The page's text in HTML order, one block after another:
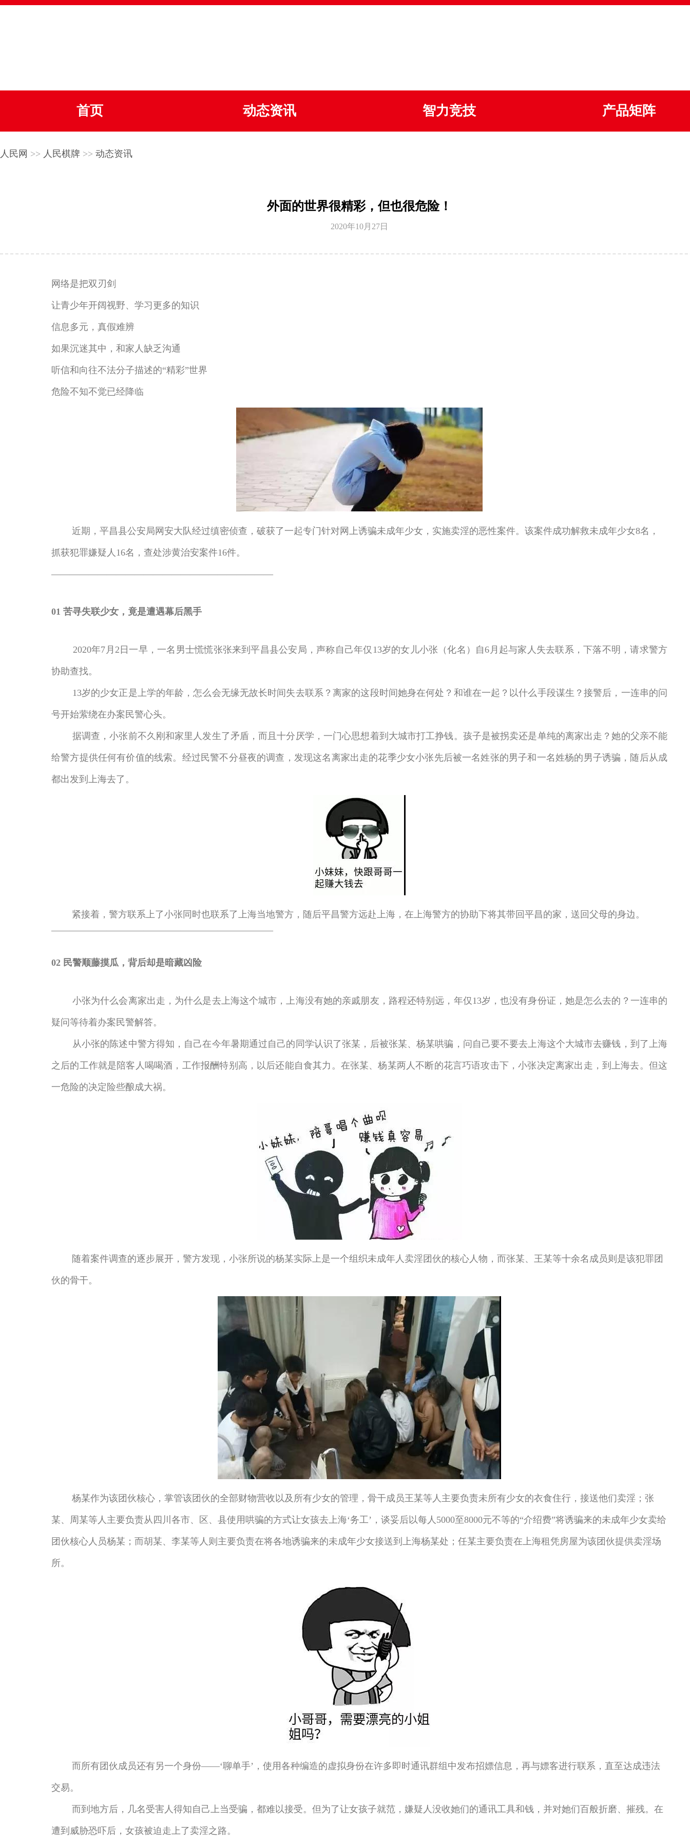
首页 动态资讯 智力竞技 产品矩阵
人民网 >> 人民棋牌 >> 动态资讯
外面的世界很精彩，但也很危险！
2020年10月27日
网络是把双刃剑
让青少年开阔视野、学习更多的知识
信息多元，真假难辨
如果沉迷其中，和家人缺乏沟通
听信和向往不法分子描述的“精彩”世界
危险不知不觉已经降临
近期，平昌县公安局网安大队经过缜密侦查，破获了一起专门针对网上诱骗未成年少女，实施卖淫的恶性案件。该案件成功解救未成年少女8名，
抓获犯罪嫌疑人16名，查处涉黄治安案件16件。
————————————————————————
01 苦寻失联少女，竟是遭遇幕后黑手
2020年7月2日一早，一名男士慌慌张张来到平昌县公安局，声称自己年仅13岁的女儿小张（化名）自6月起与家人失去联系，下落不明，请求警方
协助查找。
13岁的少女正是上学的年龄，怎么会无缘无故长时间失去联系？离家的这段时间她身在何处？和谁在一起？以什么手段谋生？接警后，一连串的问
号开始萦绕在办案民警心头。
据调查，小张前不久刚和家里人发生了矛盾，而且十分厌学，一门心思想着到大城市打工挣钱。孩子是被拐卖还是单纯的离家出走？她的父亲不能
给警方提供任何有价值的线索。经过民警不分昼夜的调查，发现这名离家出走的花季少女小张先后被一名姓张的男子和一名姓杨的男子诱骗，随后从成
都出发到上海去了。
紧接着，警方联系上了小张同时也联系了上海当地警方，随后平昌警方远赴上海，在上海警方的协助下将其带回平昌的家，送回父母的身边。
————————————————————————
02 民警顺藤摸瓜，背后却是暗藏凶险
小张为什么会离家出走，为什么是去上海这个城市，上海没有她的亲戚朋友，路程还特别远，年仅13岁，也没有身份证，她是怎么去的？一连串的
疑问等待着办案民警解答。
从小张的陈述中警方得知，自己在今年暑期通过自己的同学认识了张某，后被张某、杨某哄骗，问自己要不要去上海这个大城市去赚钱，到了上海
之后的工作就是陪客人喝喝酒，工作报酬特别高，以后还能自食其力。在张某、杨某两人不断的花言巧语攻击下，小张决定离家出走，到上海去。但这
一危险的决定险些酿成大祸。
随着案件调查的逐步展开，警方发现，小张所说的杨某实际上是一个组织未成年人卖淫团伙的核心人物，而张某、王某等十余名成员则是该犯罪团
伙的骨干。
杨某作为该团伙核心，掌管该团伙的全部财物营收以及所有少女的管理，骨干成员王某等人主要负责未所有少女的衣食住行，接送他们卖淫；张
某、周某等人主要负责从四川各市、区、县使用哄骗的方式让女孩去上海‘务工’，谈妥后以每人5000至8000元不等的“介绍费”将诱骗来的未成年少女卖给
团伙核心人员杨某；而胡某、李某等人则主要负责在将各地诱骗来的未成年少女接送到上海杨某处；任某主要负责在上海租凭房屋为该团伙提供卖淫场
所。
而所有团伙成员还有另一个身份——‘聊单手’，使用各种编造的虚拟身份在许多即时通讯群组中发布招嫖信息，再与嫖客进行联系，直至达成违法
交易。
而到地方后，几名受害人得知自己上当受骗，都难以接受。但为了让女孩子就范，嫌疑人没收她们的通讯工具和钱，并对她们百般折磨、摧残。在
遭到威胁恐吓后，女孩被迫走上了卖淫之路。